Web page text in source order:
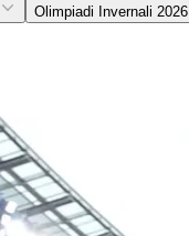
Olimpiadi Invernali 2026